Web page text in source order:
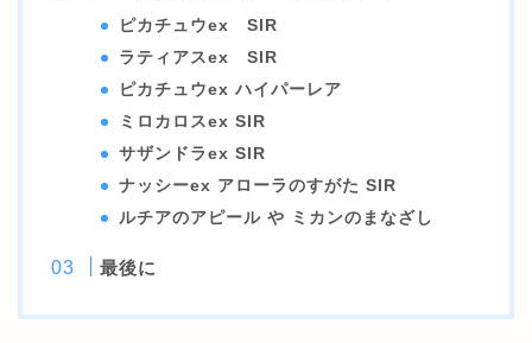
ピカチュウex SIR
ラティアスex SIR
ピカチュウex ハイパーレア
ミロカロスex SIR
サザンドラex SIR
ナッシーex アローラのすがた SIR
ルチアのアピール や ミカンのまなざし
最後に